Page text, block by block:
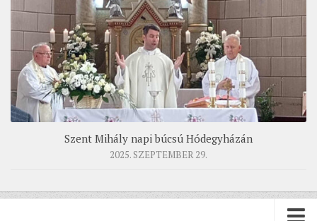
Szent Mihály napi búcsú Hódegyházán
2025. SZEPTEMBER 29.